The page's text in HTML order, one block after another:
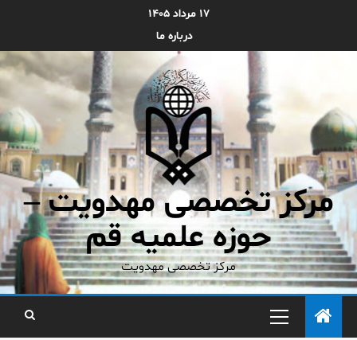
۱۷ مرداد ۱۴۰۵
درباره ما
مرکز تخصصی مهدویت –
حوزه علمیه قم
مرکز تخصصی مهدویت